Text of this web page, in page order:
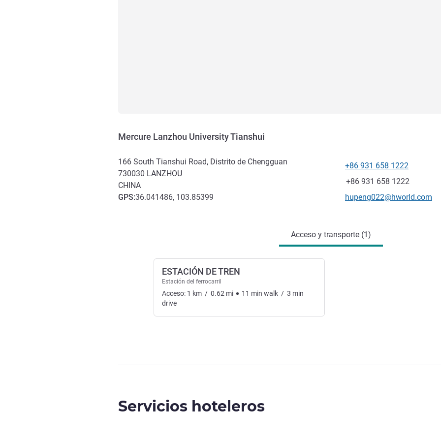
Mercure Lanzhou University Tianshui
166 South Tianshui Road, Distrito de Chengguan
730030 LANZHOU
CHINA
GPS:36.041486, 103.85399
Teléfono
+86 931 658 1222
Fax
+86 931 658 1222
Correo electrónico de
hupeng022@hworld.com
Acceso y transporte (1)
ESTACIÓN DE TREN
Estación del ferrocarril
Acceso: 1 km / 0.62 mi 11 min walk / 3 min
drive
Servicios hoteleros